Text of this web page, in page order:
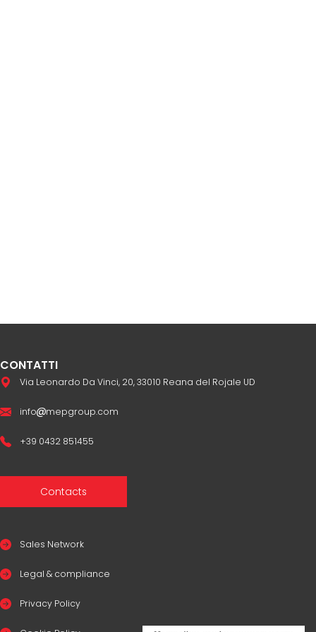
CONTATTI
Via Leonardo Da Vinci, 20, 33010 Reana del Rojale UD
info mepgroup.com
+39 0432 851455
Contacts
Sales Network
Legal & compliance
Privacy Policy